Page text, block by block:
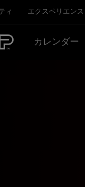
ィ エクスペリエンス
カレンダー